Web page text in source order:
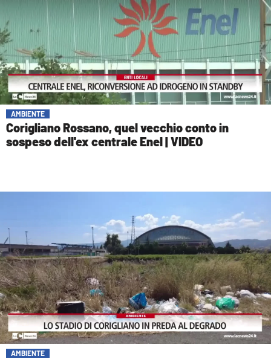
AMBIENTE
Corigliano Rossano, quel vecchio conto in
sospeso dell'ex centrale Enel | VIDEO
AMBIENTE